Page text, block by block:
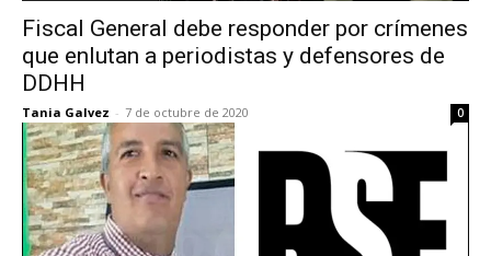
Fiscal General debe responder por crímenes
que enlutan a periodistas y defensores de
DDHH
Tania Galvez - 7 de octubre de 2020 0